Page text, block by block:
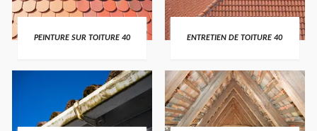
PEINTURE SUR TOITURE 40 ENTRETIEN DE TOITURE 40